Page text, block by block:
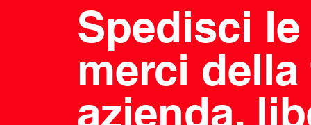
Spedisci le
merci della
azienda,